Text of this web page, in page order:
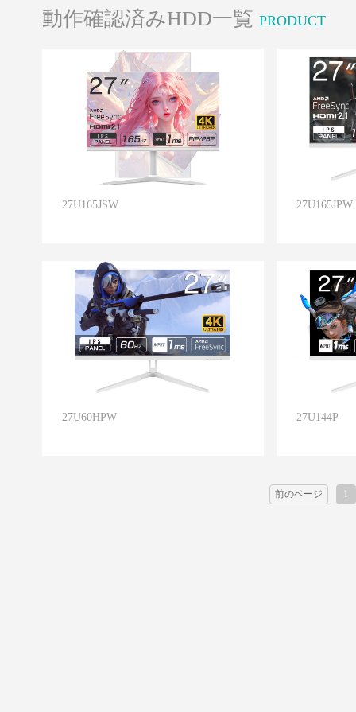
動作確認済みHDD一覧 PRODUCT
27U165JSW 27U165JPW
27U60HPW 27U144P
前のページ 1